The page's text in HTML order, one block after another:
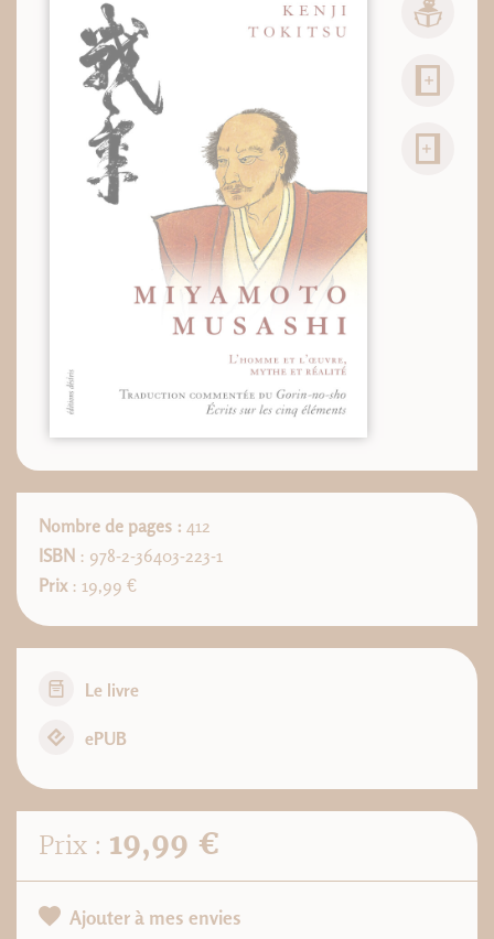
Nombre de pages : 412
ISBN : 978-2-36403-223-1
Prix: 19,99 €
Le livre
ePUB
Prix : 19,99 €
Ajouter à mes envies